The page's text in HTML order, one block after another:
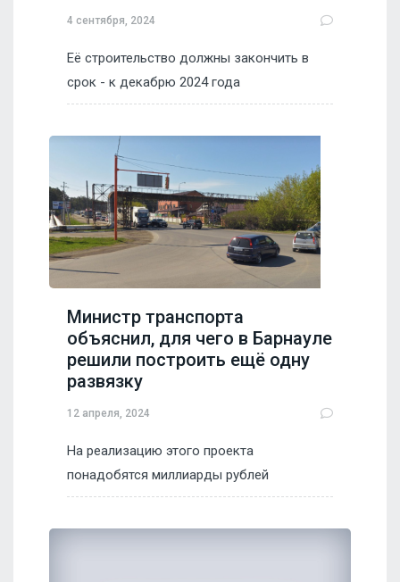
4 сентября, 2024
Её строительство должны закончить в
срок - к декабрю 2024 года
Министр транспорта
объяснил, для чего в Барнауле
решили построить ещё одну
развязку
12 апреля, 2024
На реализацию этого проекта
понадобятся миллиарды рублей